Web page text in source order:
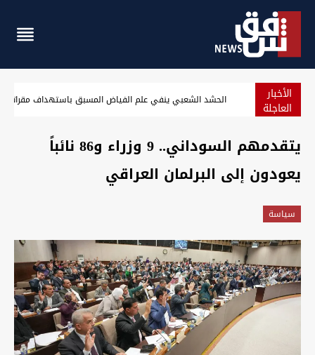
الأخبار
العاجلة
القضاء يلاحق أحمد الأسدي ونائباً بقضية تضخم أموال وعقود وهمية (تحديث)
الحشد الشعبي
يتقدمهم السوداني.. 9 وزراء و86 نائباً
يعودون إلى البرلمان العراقي
سیاسة